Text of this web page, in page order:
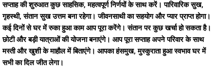
सप्ताह की शुरुआत कुछ साहसिक, महत्वपूर्ण निर्णयों के साथ करें। पारिवारिक सुख,
गृहस्थी, संतान सुख उत्तम बना रहेगा। जीवनसाथी का सहयोग और प्यार प्राप्त होगा।
कई दिनों से घर में रुका हुआ काम आप पूरा करेंगे। संतान पर कुछ खर्चा हो सकता है।
छोटी और बड़ी यात्राओं की योजना बनाएंगे। आप पूरा सप्ताह अपने परिवार के साथ
मस्ती और खुशी के माहौल में बिताएंगे। आपका हंसमुख, मुस्कुराता हुआ स्वभाव घर में
सभी का दिल जीत लेगा।